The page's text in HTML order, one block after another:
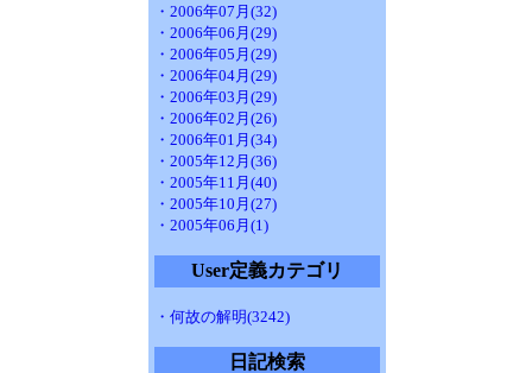
・2006年07月(32)
・2006年06月(29)
・2006年05月(29)
・2006年04月(29)
・2006年03月(29)
・2006年02月(26)
・2006年01月(34)
・2005年12月(36)
・2005年11月(40)
・2005年10月(27)
・2005年06月(1)
User定義カテゴリ
・何故の解明(3242)
日記検索